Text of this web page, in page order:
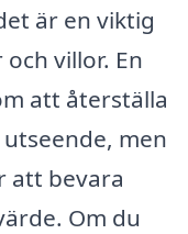
är en viktig
villor. En
att återställa
men
att bevara
Om du